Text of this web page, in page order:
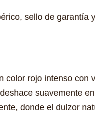
sello de garantía
color rojo intenso
suavemente
donde el dulzor